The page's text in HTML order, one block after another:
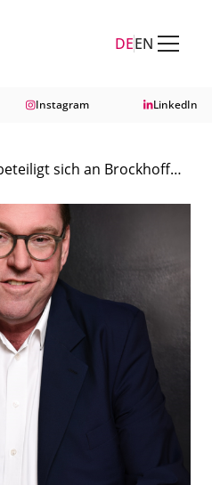
DEEN
Instagram LinkedIn
sich an Brockhoff